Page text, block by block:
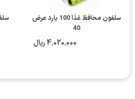
سلفون محافظ غذا 100 یارد عرض
40
4٬020٬000 ریال